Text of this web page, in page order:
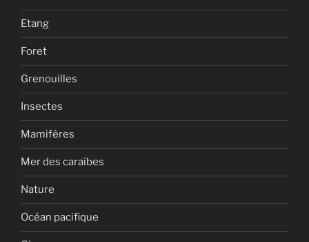
Etang
Foret
Grenouilles
Insectes
Mamifères
Mer des caraïbes
Nature
Océan pacifique